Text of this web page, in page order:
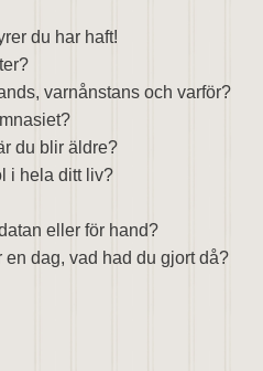
du har haft!
varnånstans och varför?
du blir äldre?
i hela ditt liv?
eller för hand?
dag, vad had du gjort då?